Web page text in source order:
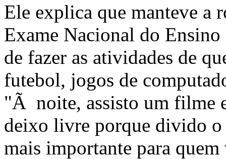
Ele explica que manteve a
Exame Nacional do
de fazer as atividades de
futebol, jogos de
"Ã noite, assisto um filme
deixo livre porque divido
mais importante para